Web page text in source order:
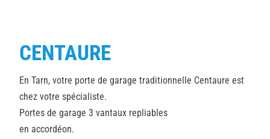
CENTAURE
En Tarn, votre porte de garage traditionnelle Centaure est
chez votre spécialiste.
Portes de garage 3 vantaux repliables
en accordéon.